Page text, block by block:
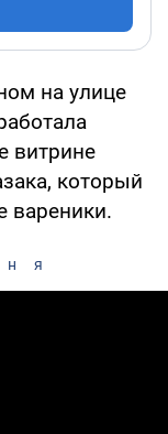
на улице
витрине
который
вареники.